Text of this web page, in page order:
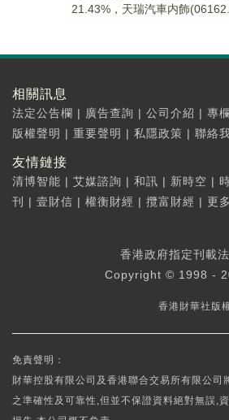
21.43%，天瑞汽車内飾
相關訊息
法定公告欄 | 廣告查詢 | 公司介紹 | 專
版權聲明 | 重要聲明 | 私隱政策 | 聯絡
友情鏈接
清博智能 | 艾媒諮詢 | 和訊 | 新時空 |
刊
| 壹財信 | 權衡財經 | 攬富財經 | 更
香港政府指定刊載
Copyright © 1998 -
香港財華社版
免責聲明：
財華控股有限公司及香港聯合交易所有限公司
之準確性及可靠性,但並不保證資料絕對無誤,